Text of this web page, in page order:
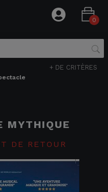
0
+ DE CRITÈRES
MYTHIQUE
DE RETOUR